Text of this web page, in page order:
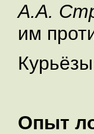
А.А.
им
Опыт